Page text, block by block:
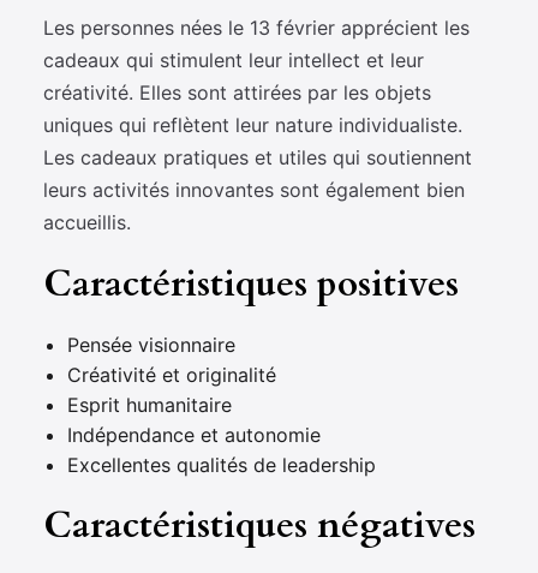
Les personnes nées le 13 février apprécient les
cadeaux qui stimulent leur intellect et leur
créativité. Elles sont attirées par les objets
uniques qui reflètent leur nature individualiste.
Les cadeaux pratiques et utiles qui soutiennent
leurs activités innovantes sont également bien
accueillis.
Caractéristiques positives
Pensée visionnaire
Créativité et originalité
Esprit humanitaire
Indépendance et autonomie
Excellentes qualités de leadership
Caractéristiques négatives